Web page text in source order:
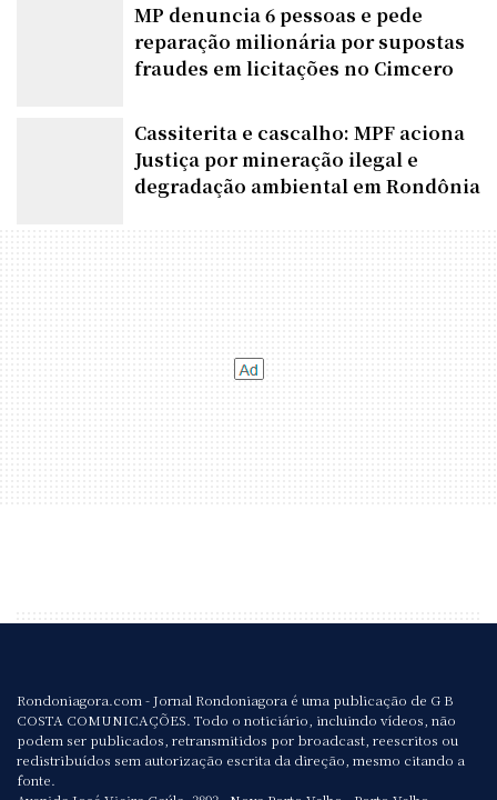
MP denuncia 6 pessoas e pede
reparação milionária por supostas
fraudes em licitações no Cimcero
Cassiterita e cascalho: MPF aciona
Justiça por mineração ilegal e
degradação ambiental em Rondônia
Rondoniagora.com - Jornal Rondoniagora é uma publicação de G B
COSTA COMUNICAÇÕES. Todo o noticiário, incluindo vídeos, não
podem ser publicados, retransmitidos por broadcast, reescritos ou
redistribuídos sem autorização escrita da direção, mesmo citando a
fonte.